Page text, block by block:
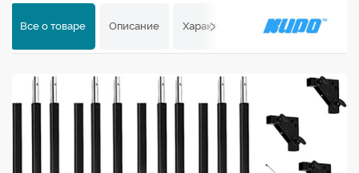
Все о товаре Описание Характеристики Отзывы